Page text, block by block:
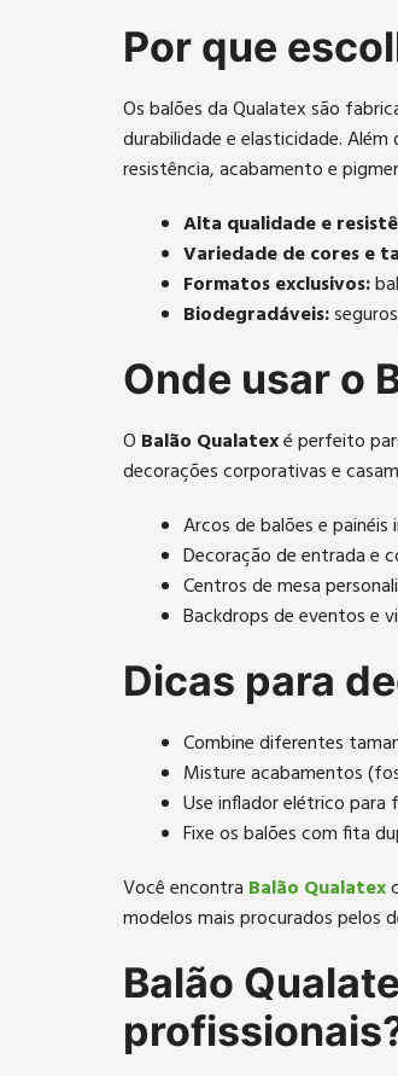
Por que
Os balões da Qualatex são
durabilidade e elasticidade.
resistência, acabamento e
Alta qualidade e
Variedade de cores e
Formatos exclusivos:
Biodegradáveis:
Onde usar o
O Balão Qualatexé perfeito
decorações corporativas e
Arcos de balões e painéis
Decoração de entrada e
Centros de mesa
Backdrops de eventos e
Dicas para
Combine diferentes
Misture acabamentos
Use inflador elétrico
Fixe os balões com fita
Você encontra Balão Qualatex
modelos mais procurados pelos
Balão